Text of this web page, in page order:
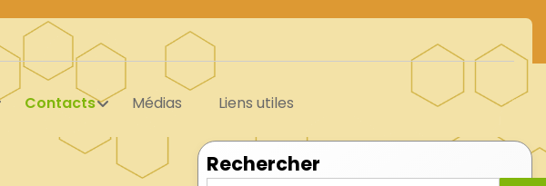
Contacts Médias Liens utiles
Rechercher